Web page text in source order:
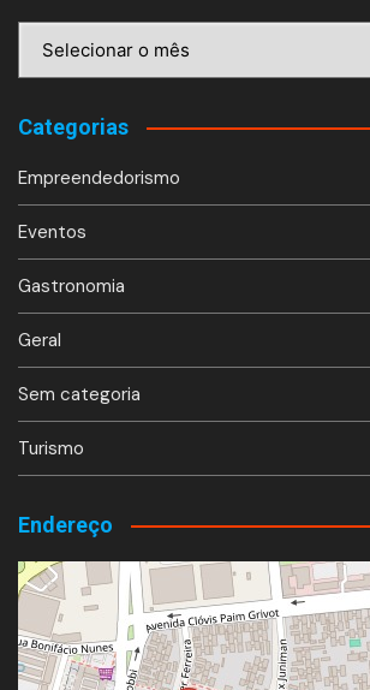
Categorias
Empreendedorismo
Eventos
Gastronomia
Geral
Sem categoria
Turismo
Endereço